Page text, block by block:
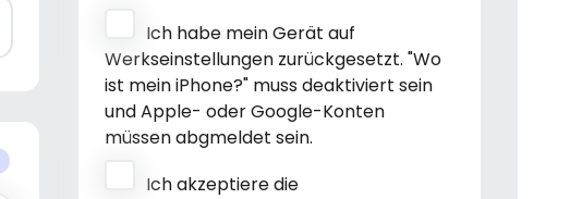
Ich habe mein Gerät auf
Werkseinstellungen zurückgesetzt. "Wo
ist mein iPhone?" muss deaktiviert sein
und Apple- oder Google-Konten
müssen abgmeldet sein.
Ich akzeptiere die